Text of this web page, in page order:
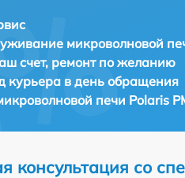
микроволновой
счет, ремонт по желанию
курьера в день обращения
печи Polaris
консультация со